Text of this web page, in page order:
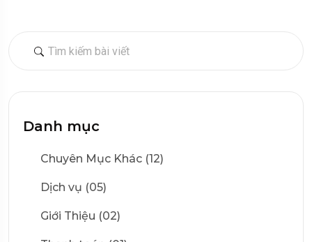
Danh mục
Chuyên Mục Khác (12)
Dịch vụ (05)
Giới Thiệu (02)